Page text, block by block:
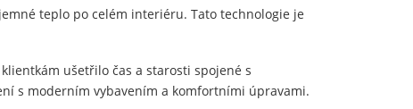
teplo po celém interiéru. Tato technologie je
ušetřilo čas a starosti spojené s
s moderním vybavením a komfortními úpravami.